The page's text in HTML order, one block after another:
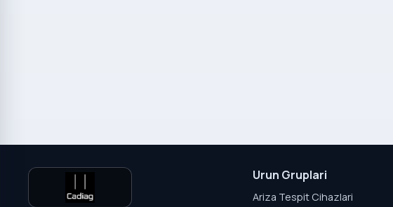
Urun Gruplari
Ariza Tespit Cihazlari